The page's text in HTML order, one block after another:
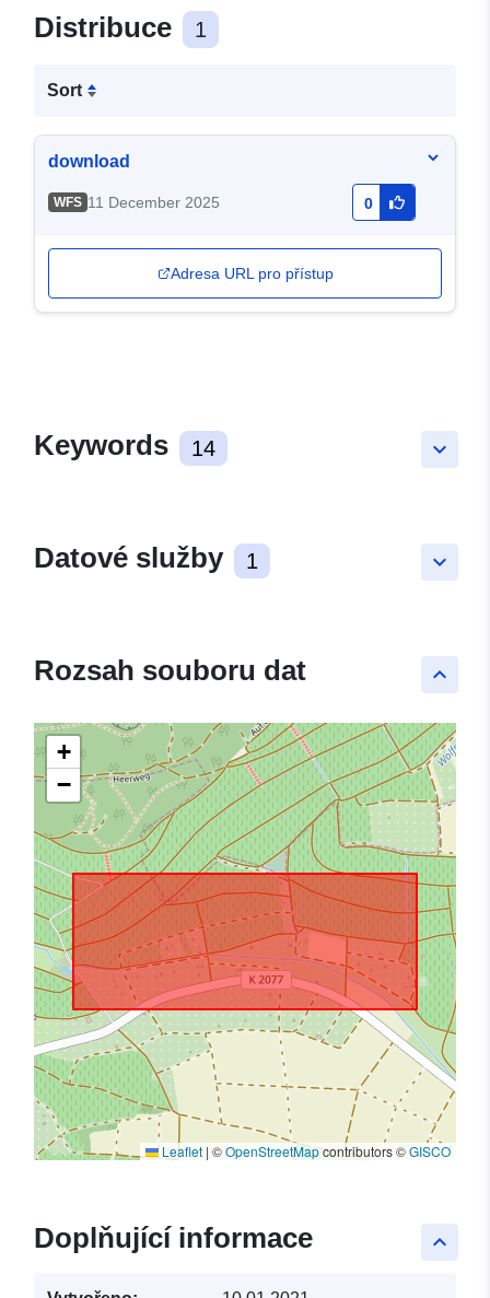
Distribuce 1
Sort
download
WFS 11 December 2025 0
Adresa URL pro přístup
keyboard_arrow_down
Keywords 14
keyboard_arrow_down
Datové služby 1
keyboard_arrow_up
Rozsah souboru dat
+
−
Leaflet | ©OpenStreetMapcontributors ©GISCO
keyboard_arrow_up
Doplňující informace